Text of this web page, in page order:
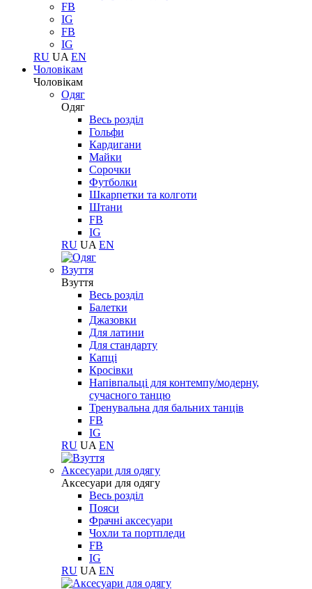
FB
IG
FB
IG
RU UA EN
Чоловікам
Чоловікам
Одяг
Одяг
Весь розділ
Гольфи
Кардигани
Майки
Сорочки
Футболки
Шкарпетки та колготи
Штани
FB
IG
RU UA EN
Взуття
Взуття
Весь розділ
Балетки
Джазовки
Для латини
Для стандарту
Капці
Кросівки
Напівпальці для контемпу/модерну,
сучасного танцю
Тренувальна для бальних танців
FB
IG
RU UA EN
Aксесуари для одягу
Aксесуари для одягу
Весь розділ
Пояси
Фрачні аксесуари
Чохли та портпледи
FB
IG
RU UA EN